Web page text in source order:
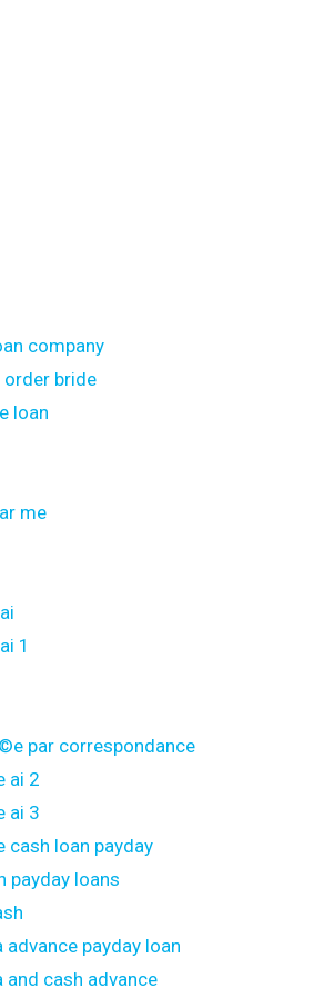
company
bride
loan
me
1
par correspondance
ai 2
ai 3
cash loan payday
payday loans
payday loan
and cash advance